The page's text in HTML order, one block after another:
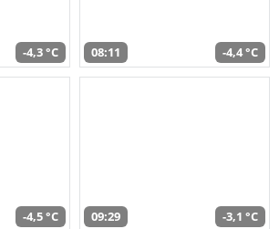
-4,3 °C 08:11 -4,4 °C
-4,5 °C 09:29 -3,1 °C